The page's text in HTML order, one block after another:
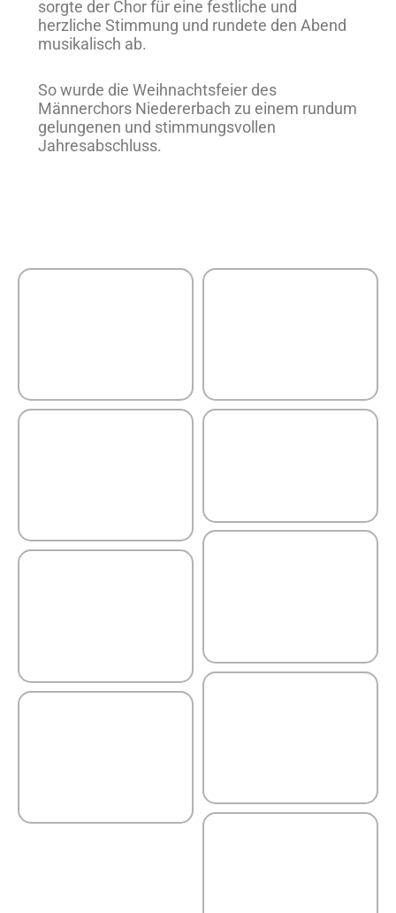
sorgte der Chor für eine festliche und
herzliche Stimmung und rundete den Abend
musikalisch ab.
So wurde die Weihnachtsfeier des
Männerchors Niedererbach zu einem rundum
gelungenen und stimmungsvollen
Jahresabschluss.